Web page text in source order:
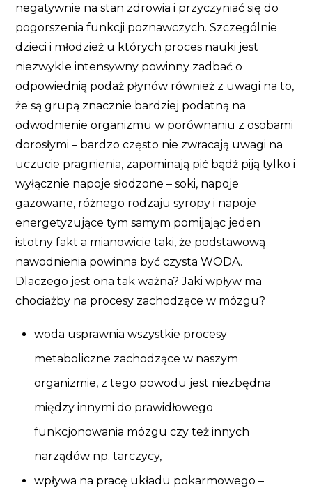
negatywnie na stan zdrowia i przyczyniać się do
pogorszenia funkcji poznawczych. Szczególnie
dzieci i młodzież u których proces nauki jest
niezwykle intensywny powinny zadbać o
odpowiednią podaż płynów również z uwagi na to,
że są grupą znacznie bardziej podatną na
odwodnienie organizmu w porównaniu z osobami
dorosłymi – bardzo często nie zwracają uwagi na
uczucie pragnienia, zapominają pić bądź piją tylko i
wyłącznie napoje słodzone – soki, napoje
gazowane, różnego rodzaju syropy i napoje
energetyzujące tym samym pomijając jeden
istotny fakt a mianowicie taki, że podstawową
nawodnienia powinna być czysta WODA.
Dlaczego jest ona tak ważna? Jaki wpływ ma
chociażby na procesy zachodzące w mózgu?
woda usprawnia wszystkie procesy
metaboliczne zachodzące w naszym
organizmie, z tego powodu jest niezbędna
między innymi do prawidłowego
funkcjonowania mózgu czy też innych
narządów np. tarczycy,
wpływa na pracę układu pokarmowego –